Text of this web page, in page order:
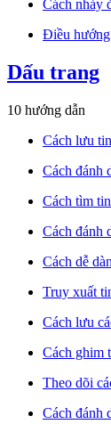
Cách nhảy
Điều hướng
Dấu trang
10 hướng dẫn
Cách lưu
Cách đánh
Cách tìm
Cách đánh
Cách dễ
Truy xuất
Cách lưu
Cách ghim
Theo dõi
Cách đánh